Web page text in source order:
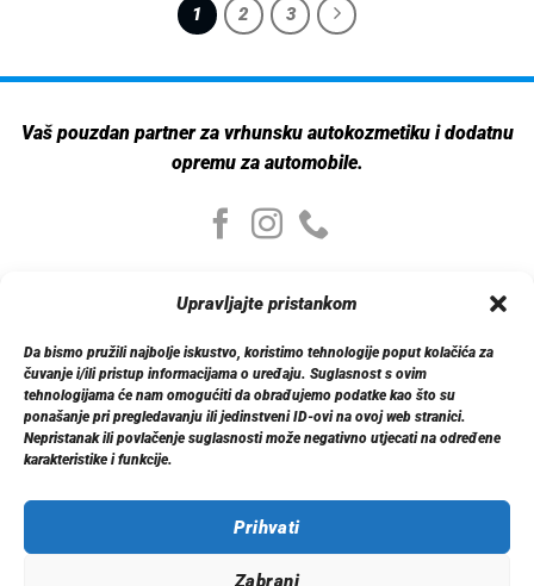
Upravljajte pristankom
Da bismo pružili najbolje iskustvo, koristimo tehnologije poput kolačića za
čuvanje i/ili pristup informacijama o uređaju. Suglasnost s ovim
tehnologijama će nam omogućiti da obrađujemo podatke kao što su
ponašanje pri pregledavanju ili jedinstveni ID-ovi na ovoj web stranici.
Nepristanak ili povlačenje suglasnosti može negativno utjecati na određene
karakteristike i funkcije.
Prihvati
Zabrani
1 2 3
Vaš pouzdan partner za vrhunsku autokozmetiku i dodatnu
opremu za automobile.
Moj nalog
Moj nalog
Moje narudžbe
Detalji računa
Log out
Informacije
Politika privatnosti